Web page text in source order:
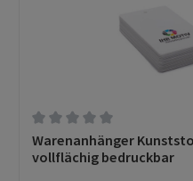
Durchschnittliche
Warenanhänger
vollflächig bedruckbar